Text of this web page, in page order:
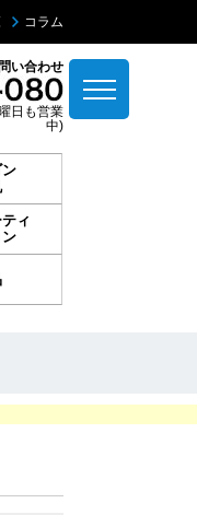
コラム
い合わせ
日も営業
中)
ン
ィ
ン